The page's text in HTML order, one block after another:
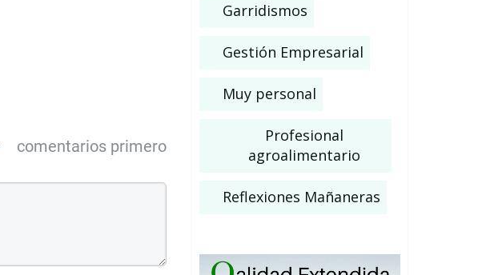
comentarios primero
Garridismos
Gestión Empresarial
Muy personal
Profesional
agroalimentario
Reflexiones Mañaneras